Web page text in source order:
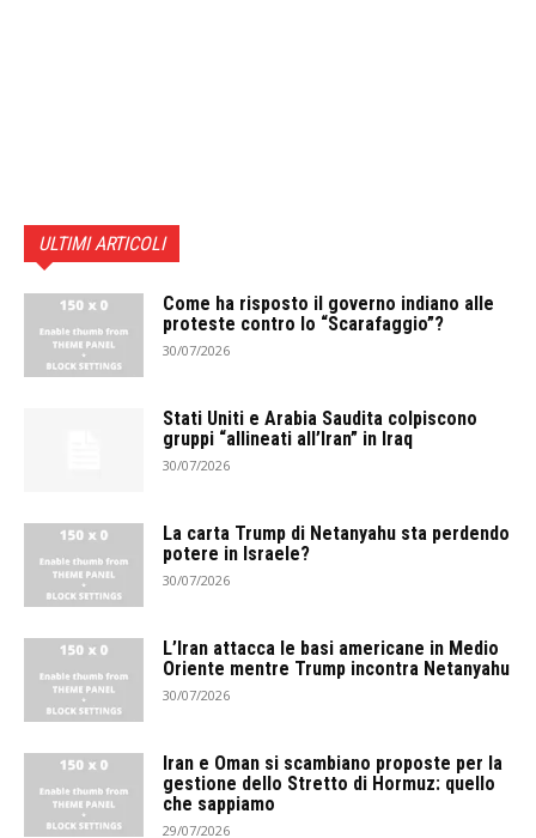
ULTIMI ARTICOLI
Come ha risposto il governo indiano alle
proteste contro lo “Scarafaggio”?
30/07/2026
Stati Uniti e Arabia Saudita colpiscono
gruppi “allineati all’Iran” in Iraq
30/07/2026
La carta Trump di Netanyahu sta perdendo
potere in Israele?
30/07/2026
L’Iran attacca le basi americane in Medio
Oriente mentre Trump incontra Netanyahu
30/07/2026
Iran e Oman si scambiano proposte per la
gestione dello Stretto di Hormuz: quello
che sappiamo
29/07/2026